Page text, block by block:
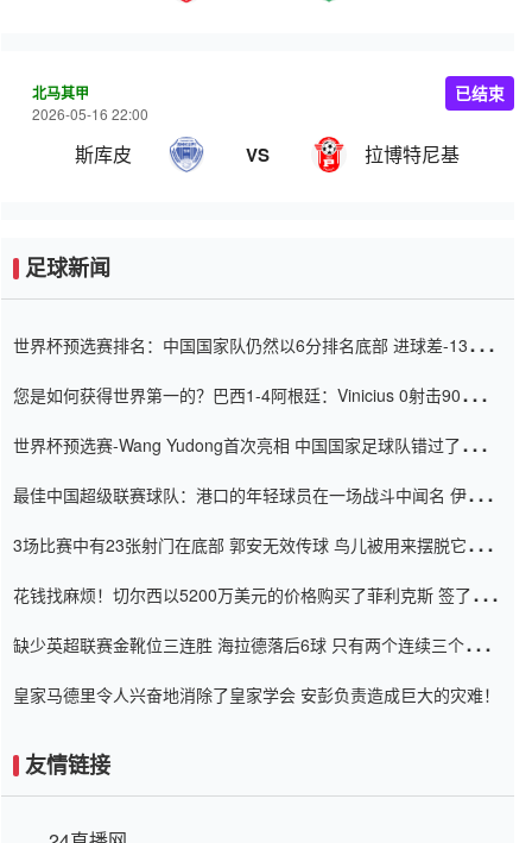
北马其甲
2026-05-16 22:00
斯库皮 VS 拉博特尼基
已结束
足球新闻
世界杯预选赛排名：中国国家队仍然以6分排名底部 进球差-13令人
您是如何获得世界第一的？巴西1-4阿根廷：Vinicius 0射击90分钟
世界杯预选赛-Wang Yudong首次亮相 中国国家足球队错过了世界
最佳中国超级联赛球队：港口的年轻球员在一场战斗中闻名 伊万放
3场比赛中有23张射门在底部 郭安无效传球 鸟儿被用来摆脱它
花钱找麻烦！切尔西以5200万美元的价格购买了菲利克斯 签了7年
缺少英超联赛金靴位三连胜 海拉德落后6球 只有两个连续三个连续
皇家马德里令人兴奋地消除了皇家学会 安彭负责造成巨大的灾难！
友情链接